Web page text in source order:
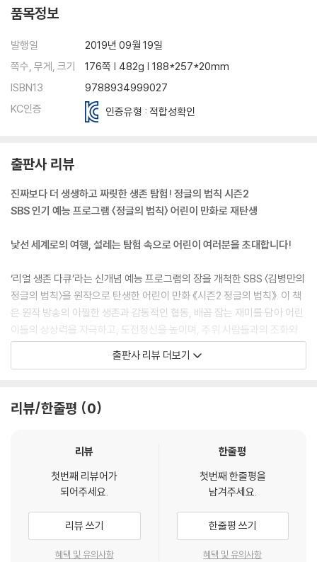
품목정보
발행일
2019년 09월 19일
쪽수, 무게, 크기
176쪽 | 482g | 188*257*20mm
ISBN13
9788934999027
KC인증
인증유형 : 적합성확인
출판사 리뷰
진짜보다 더 생생하고 짜릿한 생존 탐험! 정글의 법칙 시즌2
SBS 인기 예능 프로그램 〈정글의 법칙〉 어린이 만화로 재탄생
낯선 세계로의 여행, 설레는 탐험 속으로 어린이 여러분을 초대합니다!
‘리얼 생존 다큐’라는 신개념 예능 프로그램의 장을 개척한 SBS 〈김병만의
정글의 법칙〉을 원작으로 탄생한 어린이 만화 《시즌2 정글의 법칙》. 이 책
은 원작 방송의 아찔한 생존과 감동적인 협동, 배꼽 잡는 재미를 담아 어린
이들의 상상력을 자극하고, 도전정신을 높이며, 주위 사람들과의 조화와
협동의 중요성을 깨닫게 합니다.
동물이 사는 섬, 황량한 사막에서의 생존을 이어갑니다. 그 과정에 생생한
칙〉에서 느꼈던 스릴, 감동, 재미를 만화책으로 다시 만날 수 있습니다.
나와 똑같은 고민을 가진 수호와 친구들은 어떻게 소원을 이룰까?
세상 모든 곳을 탐험하고 하늘로 올라가 신이 된 탐험 신. 그는 자신이 쓴
일기장 [정글의 법칙]으로 탐험을 떠나고 싶은 아이들을 불러 모읍니다.
그렇게 모인 수호 부족! 세상의 수많은 정글을 탐험하고픈 수호와 예뻐지
출판사 리뷰 더보기
리뷰/한줄평 0
리뷰
첫번째 리뷰어가
되어주세요.
리뷰 쓰기
혜택 및 유의사항
한줄평
첫번째 한줄평을
남겨주세요.
한줄평 쓰기
혜택 및 유의사항